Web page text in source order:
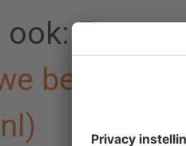
ook:
begroting